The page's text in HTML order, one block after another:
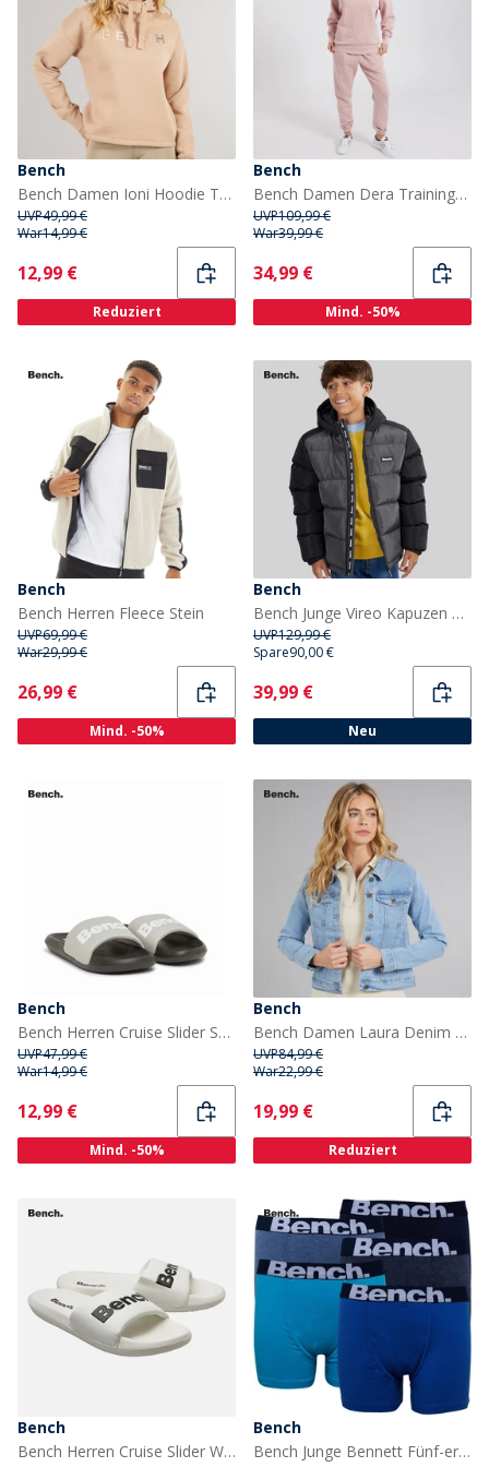
Bench
Bench Damen Ioni Hoodie Taupe
UVP49,99 €
War14,99 €
Current
12,99 €
Reduziert
Bench
Bench Damen Dera Trainingsanzug Gewaschen Staubiges Rosa
UVP109,99 €
War39,99 €
Current
34,99 €
Mind. -50%
Bench
Bench Herren Fleece Stein
UVP69,99 €
War29,99 €
Current
26,99 €
Mind. -50%
Bench
Bench Junge Vireo Kapuzen Daunenjacke Dark Grey/Schwarz
UVP129,99 €
Spare90,00 €
Current
39,99 €
Neu
Bench
Bench Herren Cruise Slider Schwarz/Grau/Weiß
UVP47,99 €
War14,99 €
Current
12,99 €
Mind. -50%
Bench
Bench Damen Laura Denim Blau
UVP84,99 €
War22,99 €
Current
19,99 €
Reduziert
Bench
Bench Herren Cruise Slider Weiß/Weiß/Schwarz
Bench
Bench Junge Bennett Fünf-er Pack Boxers Blau